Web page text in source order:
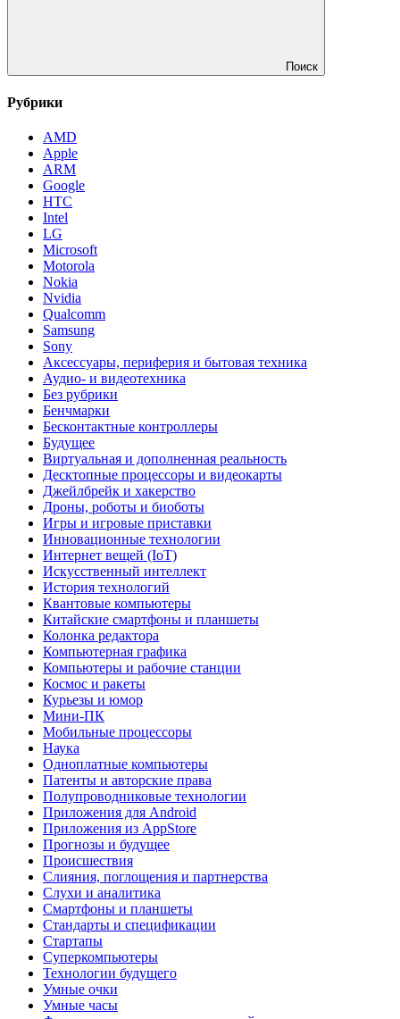
Поиск
Рубрики
AMD
Apple
ARM
Google
HTC
Intel
LG
Microsoft
Motorola
Nokia
Nvidia
Qualcomm
Samsung
Sony
Аксессуары, периферия и бытовая техника
Аудио- и видеотехника
Без рубрики
Бенчмарки
Бесконтактные контроллеры
Будущее
Виртуальная и дополненная реальность
Десктопные процессоры и видеокарты
Джейлбрейк и хакерство
Дроны, роботы и биоботы
Игры и игровые приставки
Инновационные технологии
Интернет вещей (IoT)
Искусственный интеллект
История технологий
Квантовые компьютеры
Китайские смартфоны и планшеты
Колонка редактора
Компьютерная графика
Компьютеры и рабочие станции
Космос и ракеты
Курьезы и юмор
Мини-ПК
Мобильные процессоры
Наука
Одноплатные компьютеры
Патенты и авторские права
Полупроводниковые технологии
Приложения для Android
Приложения из AppStore
Прогнозы и будущее
Происшествия
Слияния, поглощения и партнерства
Слухи и аналитика
Смартфоны и планшеты
Стандарты и спецификации
Стартапы
Суперкомпьютеры
Технологии будущего
Умные очки
Умные часы